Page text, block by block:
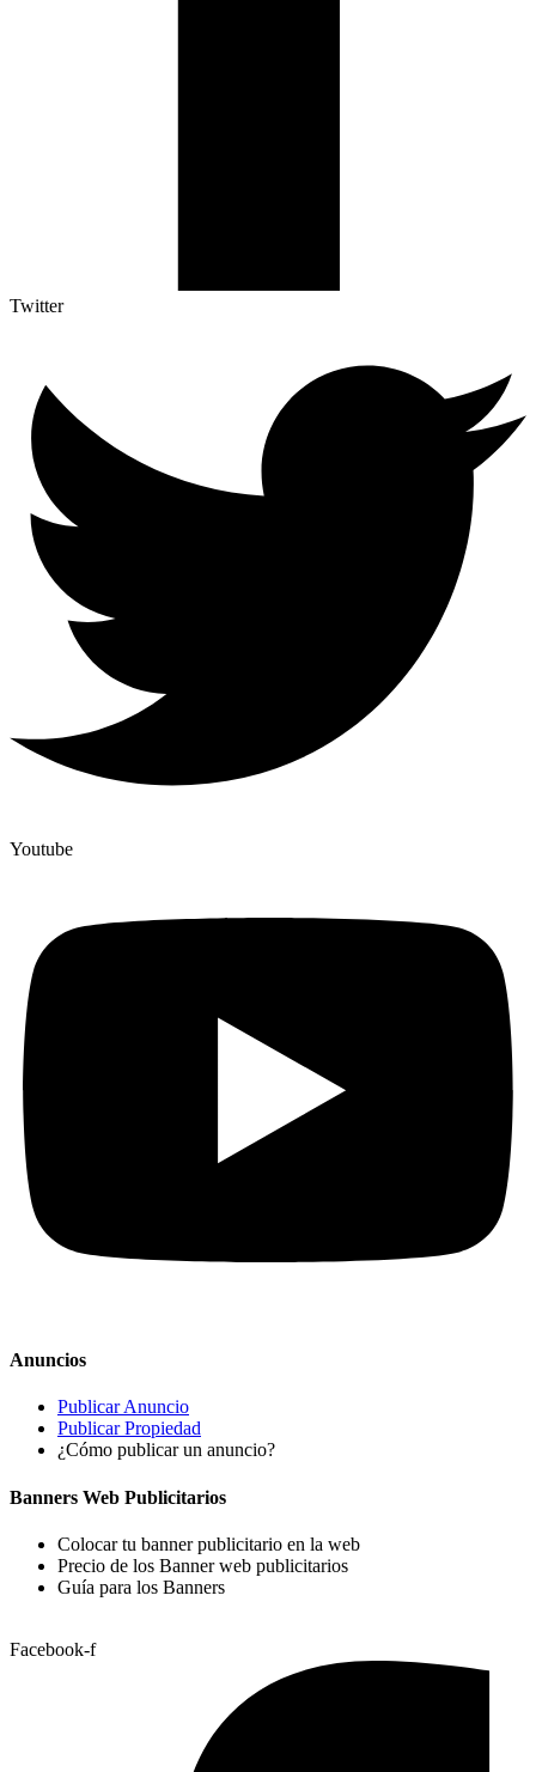
Twitter
Youtube
Anuncios
Publicar Anuncio
Publicar Propiedad
¿Cómo publicar un anuncio?
Banners Web Publicitarios
Colocar tu banner publicitario en la web
Precio de los Banner web publicitarios
Guía para los Banners
Facebook-f